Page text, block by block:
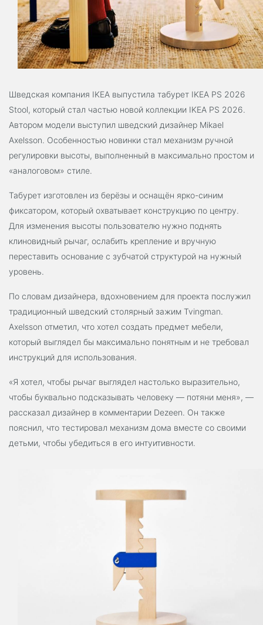
Шведская компания IKEA выпустила табурет IKEA PS 2026
Stool, который стал частью новой коллекции IKEA PS 2026.
Автором модели выступил шведский дизайнер Mikael
Axelsson. Особенностью новинки стал механизм ручной
регулировки высоты, выполненный в максимально простом и
«аналоговом» стиле.
Табурет изготовлен из берёзы и оснащён ярко-синим
фиксатором, который охватывает конструкцию по центру.
Для изменения высоты пользователю нужно поднять
клиновидный рычаг, ослабить крепление и вручную
переставить основание с зубчатой структурой на нужный
уровень.
По словам дизайнера, вдохновением для проекта послужил
традиционный шведский столярный зажим Tvingman.
Axelsson отметил, что хотел создать предмет мебели,
который выглядел бы максимально понятным и не требовал
инструкций для использования.
«Я хотел, чтобы рычаг выглядел настолько выразительно,
чтобы буквально подсказывать человеку — потяни меня», —
рассказал дизайнер в комментарии Dezeen. Он также
пояснил, что тестировал механизм дома вместе со своими
детьми, чтобы убедиться в его интуитивности.